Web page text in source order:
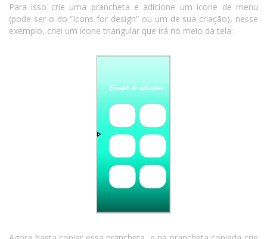
Para isso crie uma prancheta e adicione um ícone de menu
(pode ser o do “Icons for design” ou um de sua criação), nesse
exemplo, criei um ícone triangular que irá no meio da tela: